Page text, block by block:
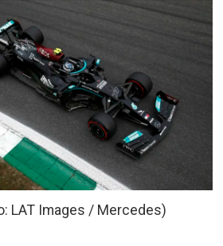
LAT Images / Mercedes)